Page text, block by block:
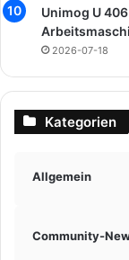
Unimog U
2026-07-18
Kategorien
Allgemein
Community-